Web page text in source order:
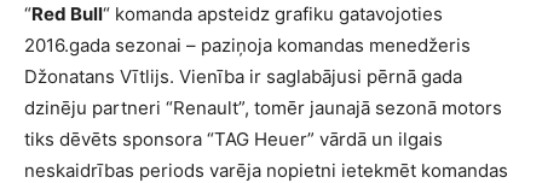
“Red Bull“ komanda apsteidz grafiku gatavojoties
2016.gada sezonai – paziņoja komandas menedžeris
Džonatans Vītlijs. Vienība ir saglabājusi pērnā gada
dzinēju partneri “Renault”, tomēr jaunajā sezonā motors
tiks dēvēts sponsora “TAG Heuer” vārdā un ilgais
neskaidrības periods varēja nopietni ietekmēt komandas